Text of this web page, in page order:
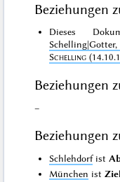
Beziehungen
Dieses
Schelling
Beziehungen
–
Beziehungen
Schlehdorfist
München ist